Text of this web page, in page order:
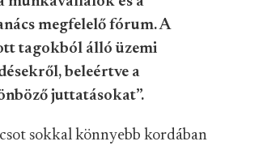
megfelelő fórum. A
tagokból álló üzemi
beleértve a
juttatásokat”.
sokkal könnyebb kordában